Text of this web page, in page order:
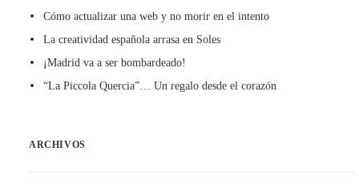
Cómo actualizar una web y no morir en el intento
La creatividad española arrasa en Soles
¡Madrid va a ser bombardeado!
“La Piccola Quercia”… Un regalo desde el corazón
ARCHIVOS